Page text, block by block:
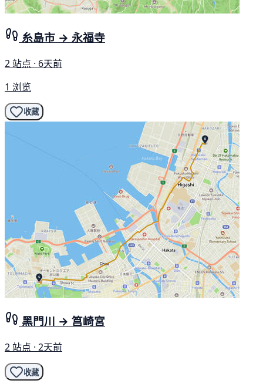
糸島市 → 永福寺
2 站点 · 6天前
1 浏览
收藏
黑門川 → 筥崎宮
2 站点 · 2天前
收藏